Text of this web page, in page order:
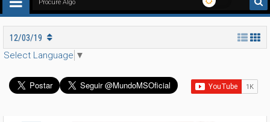
12/03/19
Select Language ▼